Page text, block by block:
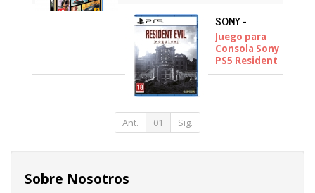
SONY -
Juego para
Consola Sony
PS5 Resident
Evil Requiem
Ant. 01 Sig.
Sobre Nosotros